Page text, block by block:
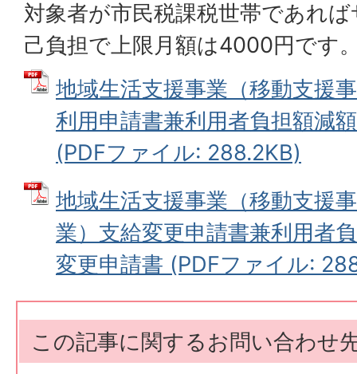
対象者が市民税課税世帯であれ
己負担で上限月額は4000円です
地域生活支援事業（移動支援
利用申請書兼利用者負担額減
(PDFファイル: 288.2KB)
地域生活支援事業（移動支援
業）支給変更申請書兼利用者
変更申請書 (PDFファイル:
この記事に関するお問い合わせ